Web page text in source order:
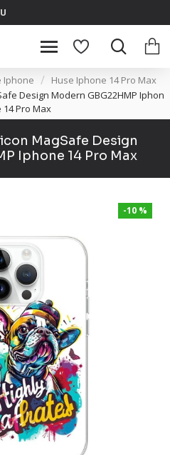
Iphone
Huse Iphone 14 Pro Max
Design Modern GBG22HMP Iphon
14 Pro Max
MagSafe Design
Iphone 14 Pro Max
-10 %